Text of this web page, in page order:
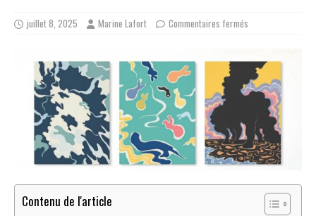
juillet 8, 2025 Marine Lafort Commentaires fermés
Contenu de l'article